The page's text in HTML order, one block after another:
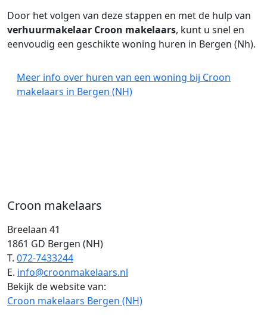
Croon makelaars
Breelaan 41
1861 GD Bergen (NH)
T. 072-7433244
E. info@croonmakelaars.nl
Bekijk de website van:
Croon makelaars Bergen (NH)
Door het volgen van deze stappen en met de hulp van
verhuurmakelaar Croon makelaars, kunt u snel en
eenvoudig een geschikte woning huren in Bergen (Nh).
Meer info over huren van een woning bij Croon
makelaars in Bergen (NH)